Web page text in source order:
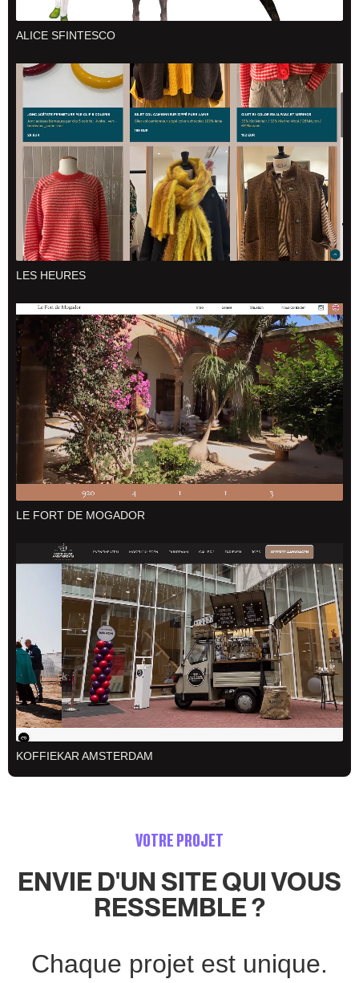
ALICE SFINTESCO
LES HEURES
LE FORT DE MOGADOR
KOFFIEKAR AMSTERDAM
VOTRE PROJET
ENVIE D'UN SITE QUI VOUS
RESSEMBLE ?
Chaque projet est unique.